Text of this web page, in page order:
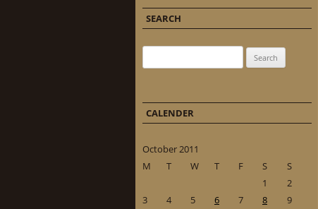
SEARCH
CALENDER
October 2011
M
T W T F S
S
1
2
3
4 5 6 7 8
9